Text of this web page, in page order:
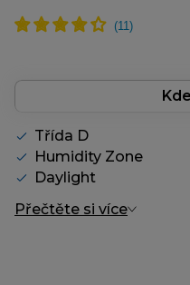
Třída D
Humidity Zone
Daylight
Přečtěte si více